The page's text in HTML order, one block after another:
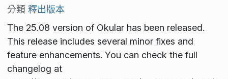
分類 釋出版本
The 25.08 version of Okular has been released.
This release includes several minor fixes and
feature enhancements. You can check the full
changelog at